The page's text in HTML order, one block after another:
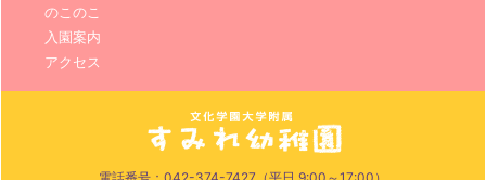
のこのこ
入園案内
アクセス